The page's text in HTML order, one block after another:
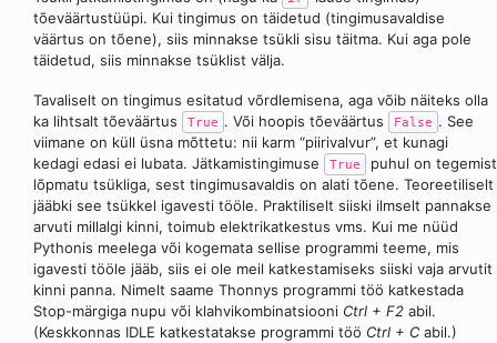
tõeväärtustüüpi. Kui tingimus on täidetud (tingimusavaldise
väärtus on tõene), siis minnakse tsükli sisu täitma. Kui aga pole
täidetud, siis minnakse tsüklist välja.
Tavaliselt on tingimus esitatud võrdlemisena, aga võib näiteks olla
ka lihtsalt tõeväärtus
True . Või hoopis tõeväärtus False . See
viimane on küll üsna mõttetu: nii karm “piirivalvur”, et kunagi
kedagi edasi ei lubata. Jätkamistingimuse
True
puhul on tegemist
lõpmatu tsükliga, sest tingimusavaldis on alati tõene. Teoreetiliselt
jääbki see tsükkel igavesti tööle. Praktiliselt siiski ilmselt pannakse
arvuti millalgi kinni, toimub elektrikatkestus vms. Kui me nüüd
Pythonis meelega või kogemata sellise programmi teeme, mis
igavesti tööle jääb, siis ei ole meil katkestamiseks siiski vaja arvutit
kinni panna. Nimelt saame Thonnys programmi töö katkestada
Stop-märgiga nupu või klahvikombinatsiooni Ctrl + F2 abil.
(Keskkonnas IDLE katkestatakse programmi töö Ctrl + C abil.)